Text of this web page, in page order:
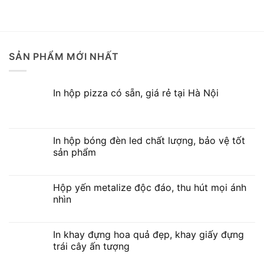
SẢN PHẨM MỚI NHẤT
In hộp pizza có sẵn, giá rẻ tại Hà Nội
In hộp bóng đèn led chất lượng, bảo vệ tốt
sản phẩm
Hộp yến metalize độc đáo, thu hút mọi ánh
nhìn
In khay đựng hoa quả đẹp, khay giấy đựng
trái cây ấn tượng